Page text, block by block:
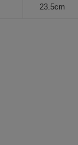
23.5cm